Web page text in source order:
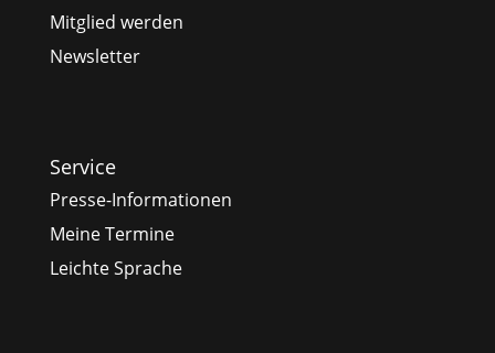
Mitglied werden
Newsletter
Service
Presse-Informationen
Meine Termine
Leichte Sprache